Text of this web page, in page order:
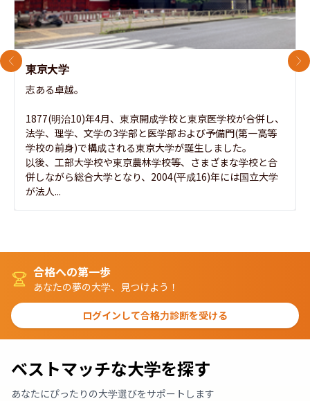
東京大学
志ある卓越。
1877(明治10)年4月、東京開成学校と東京医学校が合併し、
法学、理学、文学の3学部と医学部および予備門(第一高等
学校の前身)で構成される東京大学が誕生しました。
以後、工部大学校や東京農林学校等、さまざまな学校と合
併しながら総合大学となり、2004(平成16)年には国立大学
が法人...
前のスライド 次
合格への第一歩
あなたの夢の大学、見つけよう！
ログインして合格力診断を受ける
ベストマッチな大学を探す
あなたにぴったりの大学選びをサポートします